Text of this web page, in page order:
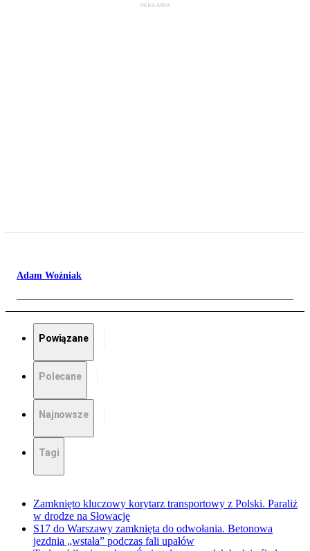
Adam Woźniak
Powiązane
Polecane
Najnowsze
Tagi
Zamknięto kluczowy korytarz transportowy z Polski. Paraliż
w drodze na Słowację
S17 do Warszawy zamknięta do odwołania. Betonowa
jezdnia „wstała” podczas fali upałów